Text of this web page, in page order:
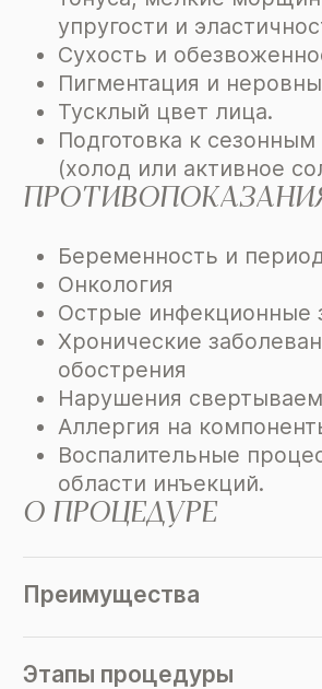
упругости и
Сухость и
Пигментация и
Тусклый цвет лица.
Подготовка к
(холод или активное
Беременность и
Онкология
Острые инфекционные
Хронические
обострения
Нарушения
Аллергия на
Воспалительные
области инъекций.
О ПРОЦЕДУРЕ
Преимущества
Этапы процедуры